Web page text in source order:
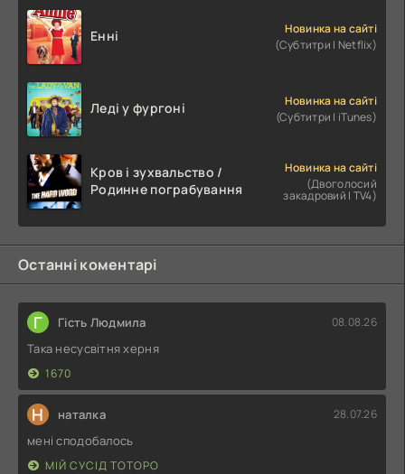
Енні
Новинка на сайті
(Субтитри | Netflix)
Леді у фургоні
Новинка на сайті
(Субтитри | iTunes)
Кров і зухвальство /
Родинне пограбування
Новинка на сайті
(Двоголосий
закадровий | TV4)
Останні коментарі
Г Гість Людмила 08.08.26
Така несусвітня херня
1670
Н наталка 28.07.26
мені сподобалось
МІЙ СУСІД ТОТОРО